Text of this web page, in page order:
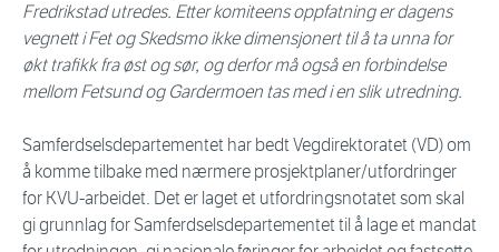
Fredrikstad utredes. Etter komiteens oppfatning er dagens
vegnett i Fet og Skedsmo ikke dimensjonert til å ta unna for
økt trafikk fra øst og sør, og derfor må også en forbindelse
mellom Fetsund og Gardermoen tas med i en slik utredning.
Samferdselsdepartementet har bedt Vegdirektoratet (VD) om
å komme tilbake med nærmere prosjektplaner/utfordringer
for KVU-arbeidet. Det er laget et utfordringsnotatet som skal
gi grunnlag for Samferdselsdepartementet til å lage et mandat